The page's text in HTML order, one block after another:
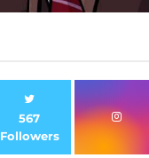
567
Followers